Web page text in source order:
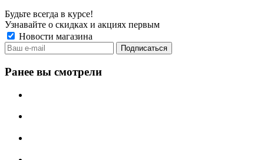
Будьте всегда в курсе!
Узнавайте о скидках и акциях первым
Новости магазина
Ранее вы смотрели